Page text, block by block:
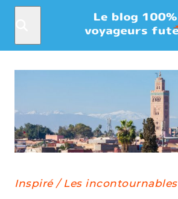
Inspiré/ Les incontournables